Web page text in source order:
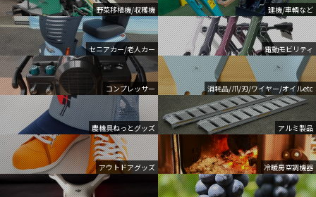
野菜移植機/収穫機 建機/車輌など
セニアカー/老人カー 電動モビリティ
コンプレッサー 消耗品/爪/刃/ワイヤー/オイルetc
農機具ねっとグッズ アルミ製品
アウトドアグッズ 冷暖房空調機器